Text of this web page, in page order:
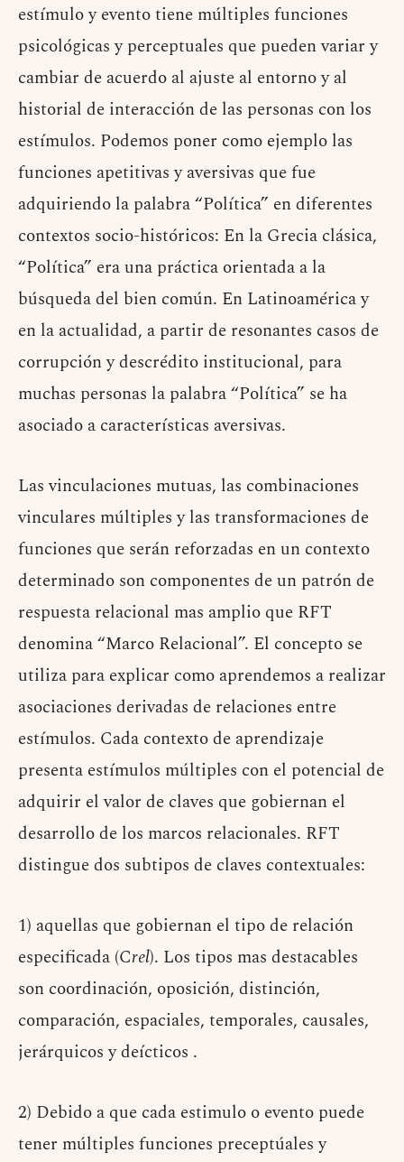
estímulo y evento tiene múltiples funciones
psicológicas y perceptuales que pueden variar y
cambiar de acuerdo al ajuste al entorno y al
historial de interacción de las personas con los
estímulos. Podemos poner como ejemplo las
funciones apetitivas y aversivas que fue
adquiriendo la palabra “Política” en diferentes
contextos socio-históricos: En la Grecia clásica,
“Política” era una práctica orientada a la
búsqueda del bien común. En Latinoamérica y
en la actualidad, a partir de resonantes casos de
corrupción y descrédito institucional, para
muchas personas la palabra “Política” se ha
asociado a características aversivas.
Las vinculaciones mutuas, las combinaciones
vinculares múltiples y las transformaciones de
funciones que serán reforzadas en un contexto
determinado son componentes de un patrón de
respuesta relacional mas amplio que RFT
denomina “Marco Relacional”. El concepto se
utiliza para explicar como aprendemos a realizar
asociaciones derivadas de relaciones entre
estímulos. Cada contexto de aprendizaje
presenta estímulos múltiples con el potencial de
adquirir el valor de claves que gobiernan el
desarrollo de los marcos relacionales. RFT
distingue dos subtipos de claves contextuales:
1) aquellas que gobiernan el tipo de relación
especificada (Crel). Los tipos mas destacables
son coordinación, oposición, distinción,
comparación, espaciales, temporales, causales,
jerárquicos y deícticos .
2) Debido a que cada estimulo o evento puede
tener múltiples funciones preceptúales y